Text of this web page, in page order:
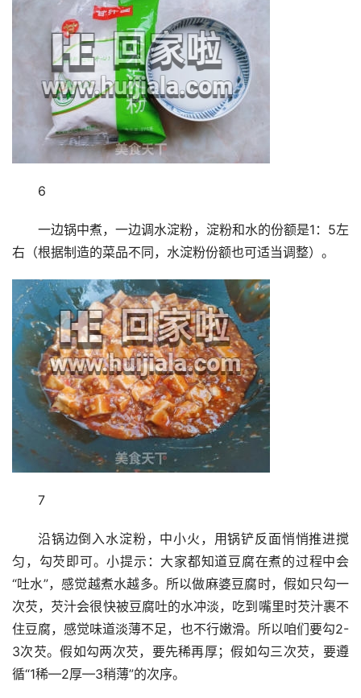
6
一边锅中煮，一边调水淀粉，淀粉和水的份额是1：5左
右（根据制造的菜品不同，水淀粉份额也可适当调整）。
7
沿锅边倒入水淀粉，中小火，用锅铲反面悄悄推进搅
匀，勾芡即可。小提示：大家都知道豆腐在煮的过程中会
“吐水”，感觉越煮水越多。所以做麻婆豆腐时，假如只勾一
次芡，芡汁会很快被豆腐吐的水冲淡，吃到嘴里时芡汁裹不
住豆腐，感觉味道淡薄不足，也不行嫩滑。所以咱们要勾2-
3次芡。假如勾两次芡，要先稀再厚；假如勾三次芡，要遵
循“1稀—2厚—3稍薄”的次序。